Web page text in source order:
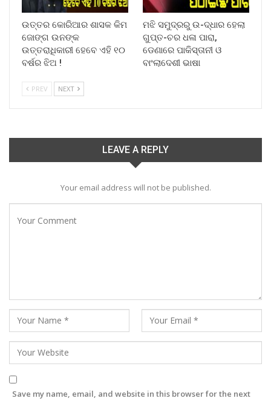
ଉତ୍ତର କୋରିଆର ଶାସକ କିମ
ଜୋଙ୍ଗ ଉନଙ୍କ
ଉତ୍ତରାଧିକାରୀ ହେବେ ଏହି ୧୦
ବର୍ଷର ଝିଅ !
ମଝି ସମୁଦ୍ରରୁ ଉ-ଦ୍ଧାର ହେଲା
ଗୁପ୍ତ-ଚର ଧଳା ପାରା,
ଡେଣାରେ ପାକିସ୍ତାନୀ ଓ
ବାଂଲାଦେଶୀ ଭାଷା
PREV NEXT
LEAVE A REPLY
Your email address will not be published.
Save my name, email, and website in this browser for the next